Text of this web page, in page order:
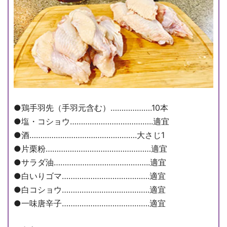
●鶏手羽先（手羽元含む）……………….10本
●塩・コショウ………………………………..適宜
●酒………………………………………….大さじ1
●片栗粉…………………………………………適宜
●サラダ油……………………………………..適宜
●白いりゴマ………………………………….適宜
●白コショウ………………………………….適宜
●一味唐辛子………………………………….適宜